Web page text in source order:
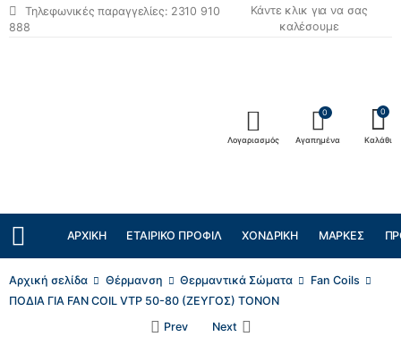
Τηλεφωνικές παραγγελίες: 2310 910
888
Κάντε κλικ για να σας
καλέσουμε
Λογαριασμός
0
Αγαπημένα
0
Καλάθι
ΑΡΧΙΚΉ ΕΤΑΙΡΙΚΌ ΠΡΟΦΊΛ ΧΟΝΔΡΙΚΉ ΜΆΡΚΕΣ
Αρχική σελίδα Θέρμανση Θερμαντικά Σώματα
Fan Coils
ΠΟΔΙΑ ΓΙΑ FAN COIL VTP 50-80 (ΖΕΥΓΟΣ) TONON
Prev
Next